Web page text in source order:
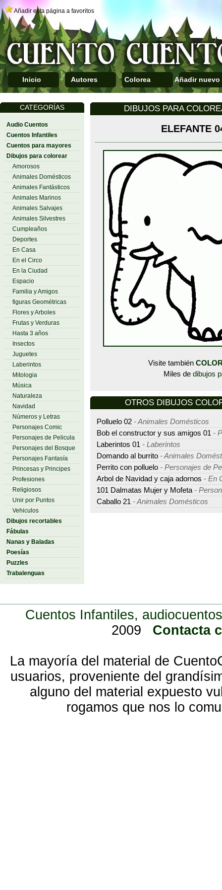
Añadir esta página a favoritos
Inicio Autores Colorea Añadir nuevo
CATEGORÍAS
Audio Cuentos
Cuentos Infantiles
Cuentos para mayores
Dibujos para colorear
Amorosos
Animales Domésticos
Animales Fantásticos
Animales Marinos
Animales Salvajes
Animales Silvestres
Cumpleaños
Deportes
En Casa
En el Circo
En la Ciudad
Espacio
Familia y Amigos
figuras Geométricas
Flores y Arboles
Frutas y Verduras
Hasta 3 años
Insectos
Juguetes
Laberintos
Mitologia
Música
Naturaleza
Navidad
Números y Letras
Personajes Comic
Personajes de Pelicula
Personajes del Bosque
Personajes Fantasía
Princesas y Principes
Profesiones
Religiosos
Unir por Puntos
Vehiculos
Dibujos recortables
Fábulas
Nanas y Baladas
Poesías
Puzzles
Trabalenguas
DIBUJOS PARA
ELEFANTE
Visite también
Miles de dibujos
OTROS DIBUJOS
Polluelo 02 - Animales Domésticos
Bob el constructor y sus amigos 01 -
Laberintos 01 - Laberintos
Domando al burrito - Animales
Perrito con polluelo - Personajes de
Arbol de Navidad y caja adornos - En
101 Dalmatas Mujer y Mofeta -
Caballo 21 - Animales Domésticos
Cuentos Infantiles,
2009
Contacta
La mayoría del material de
usuarios, proveniente del
alguno del material expuesto
rogamos que nos lo